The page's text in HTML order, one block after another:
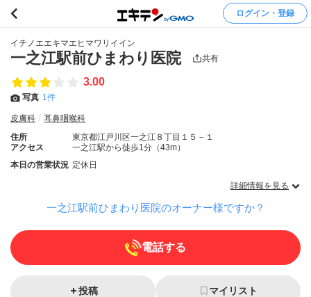
ログイン・登録
イチノエエキマエヒマワリイイン
一之江駅前ひまわり医院 共有
3.00
写真 1件
皮膚科
耳鼻咽喉科
住所
東京都江戸川区一之江８丁目１５－１
アクセス
一之江駅から徒歩1分（43m）
本日の営業状況 定休日
詳細情報を見る
一之江駅前ひまわり医院のオーナー様ですか？
電話する
投稿 マイリスト